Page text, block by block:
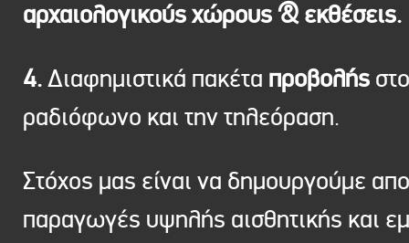
αρχαιολογικούς χώρους & εκθέσεις.
4.Διαφημιστικά πακέτα προβολής στο
ραδιόφωνο και την τηλεόραση.
Στόχος μας είναι να δημουργούμε
παραγωγές υψηλής αισθητικής και